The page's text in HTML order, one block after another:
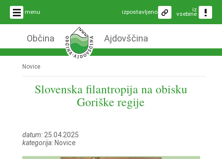
menu iz
vsebine
izpostavljeno
Občina Ajdovščina
Novice
Slovenska filantropija na obisku
Goriške regije
datum:25.04.2025
kategorija:Novice